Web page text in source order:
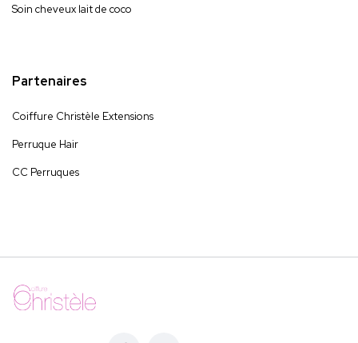
Soin cheveux lait de coco
Partenaires
Coiffure Christèle Extensions
Perruque Hair
CC Perruques